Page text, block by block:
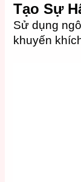
Tạo Sự
Sử dụng
khuyến